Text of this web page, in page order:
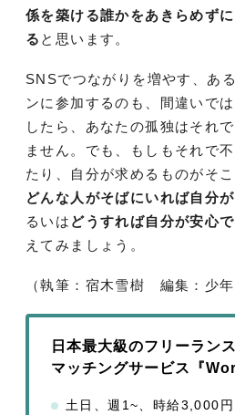
係を築ける誰かをあきらめず
る と思います。
SNSでつながりを増やす、あ
ンに参加するのも、間違いで
したら、あなたの孤独はそれ
ません。でも、もしもそれで
たり、自分が求めるものがそ
どんな人がそばにいれば自分
るいは どうすれば自分が安心
えてみましょう。
（執筆：宿木雪樹 編集：少年
日本最大級のフリーラン
マッチングサービス『
土日、週1~、時給3,000